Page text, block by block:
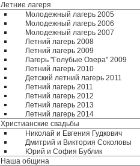
Летние лагеря
Молодежный лагерь 2005
Молодежный лагерь 2006
Молодежный лагерь 2007
Летний лагерь 2008
Летний лагерь 2009
Лагерь "Голубые Озера" 2009
Летний лагерь 2010
Детский летний лагерь 2011
Летний лагерь 2011
Летний лагерь 2012
Летний лагерь 2013
Летний лагерь 2014
Христианские свадьбы
Николай и Евгения Гудкович
Дмитрий и Виктория Соколовы
Юрий и София Бублик
Наша община